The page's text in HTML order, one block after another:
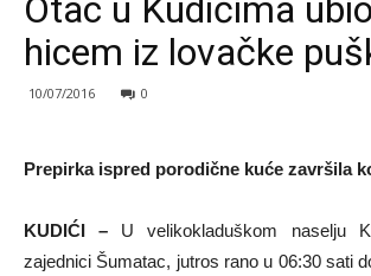
Otac u Kudićima
hicem iz lovačke
10/07/2016 0
Prepirka ispred porodične kuće završila
KUDIĆI – U velikokladuškom naselju
zajednici Šumatac, jutros rano u 06:30 sati